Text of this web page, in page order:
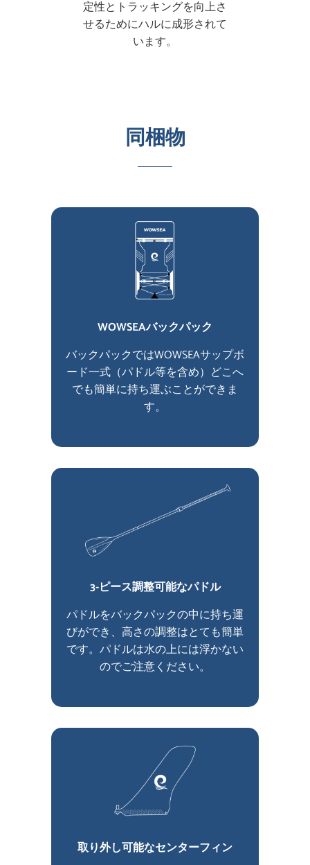
定性とトラッキングを向上さ
せるためにハルに成形されて
います。
同梱物
WOWSEAバックパック
バックパックではWOWSEAサップボ
ード一式（パドル等を含め）どこへ
でも簡単に持ち運ぶことができま
す。
3-ピース調整可能なパドル
パドルをバックパックの中に持ち運
びができ、高さの調整はとても簡単
です。パドルは水の上には浮かない
のでご注意ください。
取り外し可能なセンターフィン